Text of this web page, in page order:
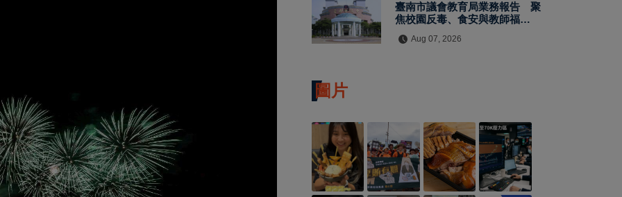
臺南市議會教育局業務報告 聚
焦校園反毒、食安與教師福利
Aug 07, 2026
圖片